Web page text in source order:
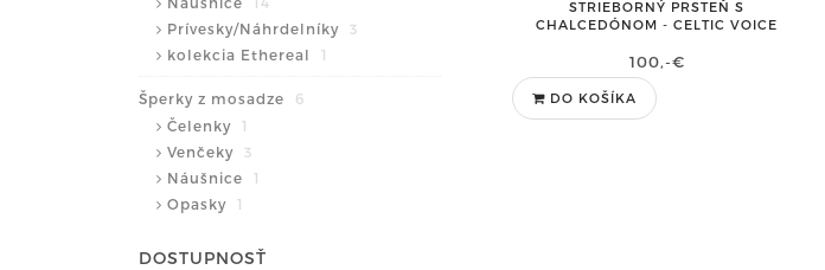
Prívesky/Náhrdelníky
3
kolekcia Ethereal
1
Šperky z mosadze
6
Čelenky
1
Venčeky
3
Náušnice
1
Opasky
1
DOSTUPNOSŤ
STRIEBORNÝ PRSTEŇ S
CHALCEDÓNOM - CELTIC VOICE
100,-€
DO KOŠÍKA